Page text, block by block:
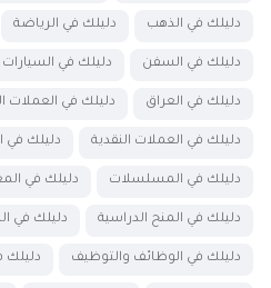
دليلك في الذهب دليلك في الرياضة
دليلك في السفن دليلك في السيارات
دليلك في العراق دليلك في العملات
دليلك في العملات النقدية دليلك
دليلك في المسلسلات دليلك في
دليلك في المنح الدراسية دليلك في
دليلك في الوظائف والتوظيف دليلك